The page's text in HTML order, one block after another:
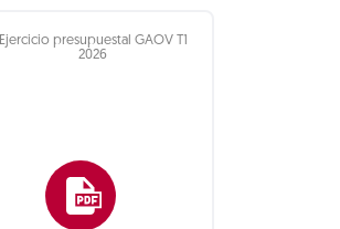
Ejercicio presupuestal GAOV T1
2026